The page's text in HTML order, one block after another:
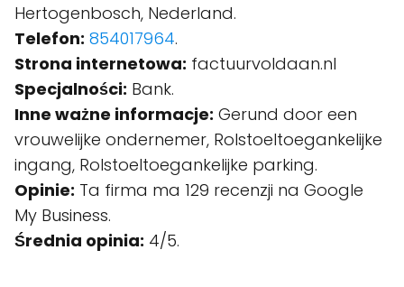
Hertogenbosch, Nederland.
Telefon: 854017964.
Strona internetowa: factuurvoldaan.nl
Specjalności: Bank.
Inne ważne informacje: Gerund door een
vrouwelijke ondernemer, Rolstoeltoegankelijke
ingang, Rolstoeltoegankelijke parking.
Opinie: Ta firma ma 129 recenzji na Google
My Business.
Średnia opinia: 4/5.